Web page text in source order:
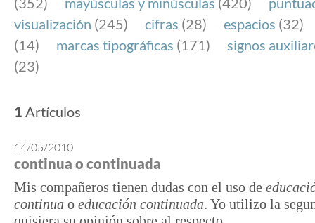
visualización (245) cifras (28) espacios (32)
(14)
marcas tipográficas (171)
signos
(23)
1 Artículos
14/05/2010
continua o continuada
Mis compañeros tienen dudas con el uso de
continua o educación continuada. Yo utilizo la